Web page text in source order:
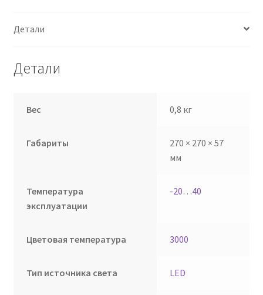
Детали
Детали
Вес 0,8 кг
Габариты
270 × 270 × 57
мм
Температура
эксплуатации
-20…40
Цветовая температура 3000
Тип источника света LED